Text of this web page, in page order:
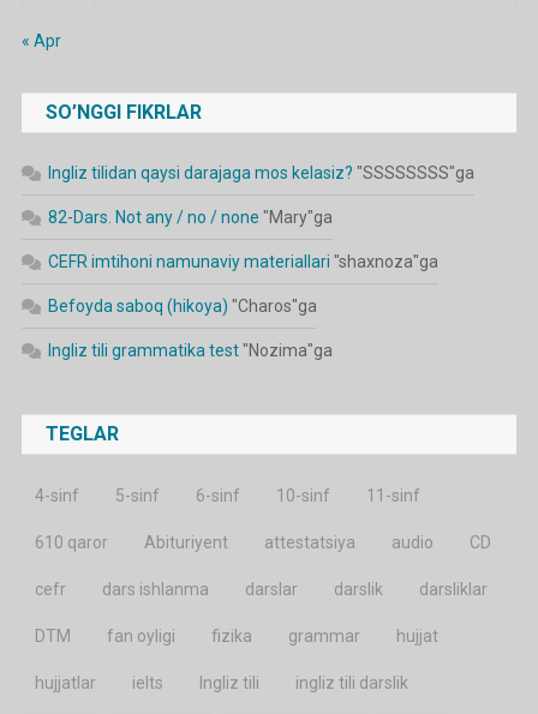
« Apr
SO’NGGI FIKRLAR
Ingliz tilidan qaysi darajaga mos kelasiz? "SSSSSSSS"ga
82-Dars. Not any / no / none "Mary"ga
CEFR imtihoni namunaviy materiallari "shaxnoza"ga
Befoyda saboq (hikoya) "Charos"ga
Ingliz tili grammatika test"Nozima"ga
TEGLAR
4-sinf 5-sinf 6-sinf 10-sinf 11-sinf
610 qaror Abituriyent attestatsiya audio CD
cefr dars ishlanma darslar darslik darsliklar
DTM fan oyligi fizika grammar hujjat
hujjatlar ielts Ingliz tili ingliz tili darslik